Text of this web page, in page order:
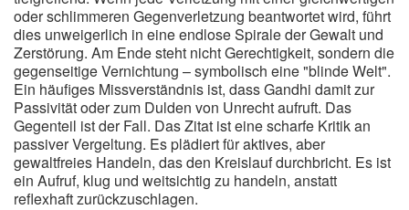
oder schlimmeren Gegenverletzung beantwortet wird, führt
dies unweigerlich in eine endlose Spirale der Gewalt und
Zerstörung. Am Ende steht nicht Gerechtigkeit, sondern die
gegenseitige Vernichtung – symbolisch eine "blinde Welt".
Ein häufiges Missverständnis ist, dass Gandhi damit zur
Passivität oder zum Dulden von Unrecht aufruft. Das
Gegenteil ist der Fall. Das Zitat ist eine scharfe Kritik an
passiver Vergeltung. Es plädiert für aktives, aber
gewaltfreies Handeln, das den Kreislauf durchbricht. Es ist
ein Aufruf, klug und weitsichtig zu handeln, anstatt
reflexhaft zurückzuschlagen.